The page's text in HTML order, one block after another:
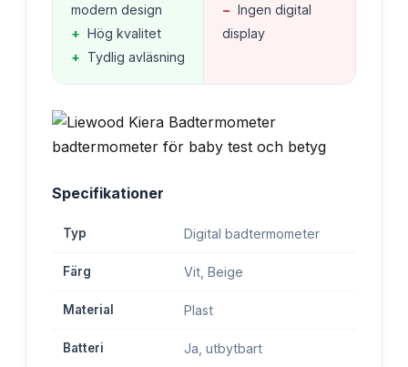
modern design
+ Hög kvalitet
+ Tydlig avläsning
− Ingen digital
display
Specifikationer
Typ Digital badtermometer
Färg Vit, Beige
Material Plast
Batteri Ja, utbytbart